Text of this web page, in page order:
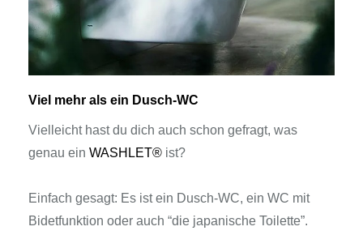
Viel mehr als ein Dusch-WC
Vielleicht hast du dich auch schon gefragt, was
genau ein WASHLET® ist?
Einfach gesagt: Es ist ein Dusch-WC, ein WC mit
Bidetfunktion oder auch “die japanische Toilette”.